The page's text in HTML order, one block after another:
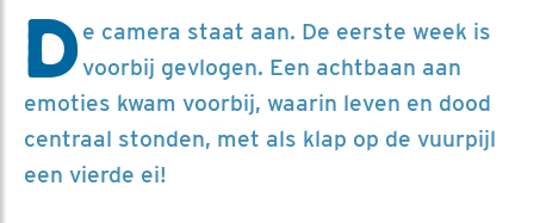
De camera staat aan. De eerste week is
voorbij gevlogen. Een achtbaan aan
emoties kwam voorbij, waarin leven en dood
centraal stonden, met als klap op de vuurpijl
een vierde ei!